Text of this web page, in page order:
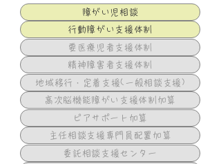
障がい児相談
行動障がい支援体制
要医療児者支援体制
精神障害者支援体制
地域移行・定着支援(一般相談支援)
高次脳機能障がい支援体制加算
ピアサポート加算
主任相談支援専門員配置加算
委託相談支援センター